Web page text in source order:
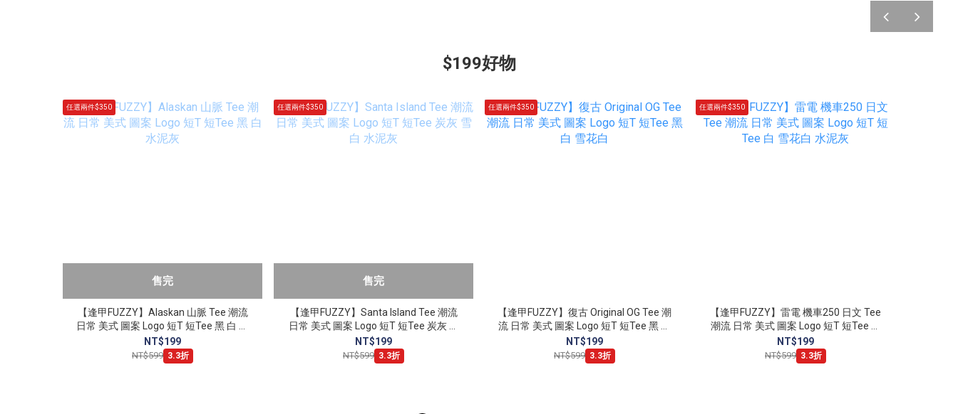
prev next
$199好物
任選兩件$350
售完
【逢甲FUZZY】Alaskan 山脈 Tee 潮流
日常 美式 圖案 Logo 短T 短Tee 黑 白 水
泥灰
NT$199
NT$599 3.3折
任選兩件$350
售完
【逢甲FUZZY】Santa Island Tee 潮流
日常 美式 圖案 Logo 短T 短Tee 炭灰 雪
白 水泥灰
NT$199
NT$599 3.3折
任選兩件$350
【逢甲FUZZY】復古 Original OG Tee 潮
流 日常 美式 圖案 Logo 短T 短Tee 黑 白
雪花白
NT$199
NT$599 3.3折
任選兩件$350
【逢甲FUZZY】雷電 機車250 日文 Tee
潮流 日常 美式 圖案 Logo 短T 短Tee 白
雪花白 水泥灰
NT$199
NT$599 3.3折